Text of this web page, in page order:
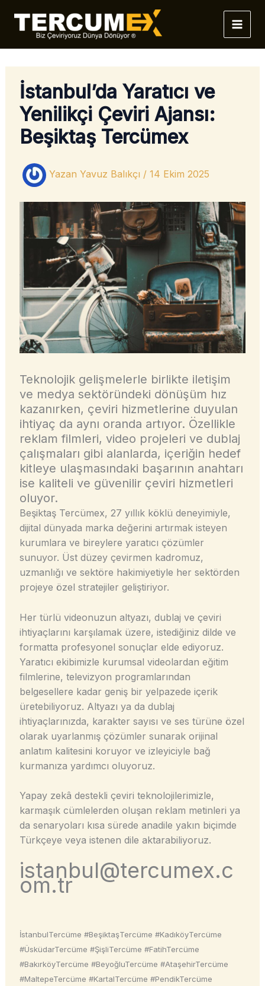
atla
İstanbul’da Yaratıcı ve
Yenilikçi Çeviri Ajansı:
Beşiktaş Tercümex
Yazan Yavuz Balıkçı / 14 Ekim 2025
Teknolojik gelişmelerle birlikte iletişim
ve medya sektöründeki dönüşüm hız
kazanırken, çeviri hizmetlerine duyulan
ihtiyaç da aynı oranda artıyor. Özellikle
reklam filmleri, video projeleri ve dublaj
çalışmaları gibi alanlarda, içeriğin hedef
kitleye ulaşmasındaki başarının anahtarı
ise kaliteli ve güvenilir çeviri hizmetleri
oluyor.
Beşiktaş Tercümex, 27 yıllık köklü deneyimiyle,
dijital dünyada marka değerini artırmak isteyen
kurumlara ve bireylere yaratıcı çözümler
sunuyor. Üst düzey çevirmen kadromuz,
uzmanlığı ve sektöre hakimiyetiyle her sektörden
projeye özel stratejiler geliştiriyor.
Her türlü videonuzun altyazı, dublaj ve çeviri
ihtiyaçlarını karşılamak üzere, istediğiniz dilde ve
formatta profesyonel sonuçlar elde ediyoruz.
Yaratıcı ekibimizle kurumsal videolardan eğitim
filmlerine, televizyon programlarından
belgesellere kadar geniş bir yelpazede içerik
üretebiliyoruz. Altyazı ya da dublaj
ihtiyaçlarınızda, karakter sayısı ve ses türüne özel
olarak uyarlanmış çözümler sunarak orijinal
anlatım kalitesini koruyor ve izleyiciyle bağ
kurmanıza yardımcı oluyoruz.
Yapay zekâ destekli çeviri teknolojilerimizle,
karmaşık cümlelerden oluşan reklam metinleri ya
da senaryoları kısa sürede anadile yakın biçimde
Türkçeye veya istenen dile aktarabiliyoruz.
istanbul@tercumex.c
om.tr
İstanbulTercüme #BeşiktaşTercüme #KadıköyTercüme
#ÜsküdarTercüme #ŞişliTercüme #FatihTercüme
#BakırköyTercüme #BeyoğluTercüme #AtaşehirTercüme
#MaltepeTercüme #KartalTercüme #PendikTercüme